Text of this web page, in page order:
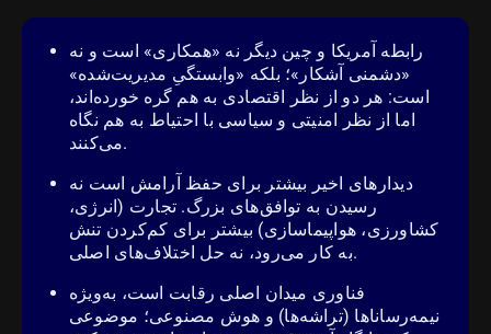
رابطه آمریکا و چین دیگر نه «همکاری» است و نه
«دشمنی آشکار»؛ بلکه «وابستگیِ مدیریت‌شده»
است: هر دو از نظر اقتصادی به هم گره خورده‌اند،
اما از نظر امنیتی و سیاسی با احتیاط به هم نگاه
می‌کنند.
دیدارهای اخیر بیشتر برای حفظ آرامش است نه
رسیدن به توافق‌های بزرگ. تجارت (انرژی،
کشاورزی، هواپیماسازی) بیشتر برای کم‌کردن تنش
به کار می‌رود، نه حل اختلاف‌های اصلی.
فناوری میدان اصلی رقابت است، به‌ویژه
نیمه‌رساناها (تراشه‌ها) و هوش مصنوعی؛ موضوعی